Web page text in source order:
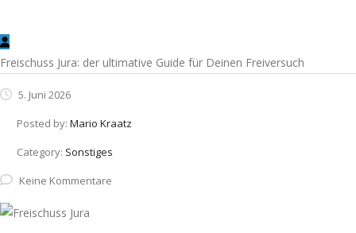
Freischuss Jura: der ultimative Guide für Deinen Freiversuch
5. Juni 2026
Posted by: Mario Kraatz
Category: Sonstiges
Keine Kommentare